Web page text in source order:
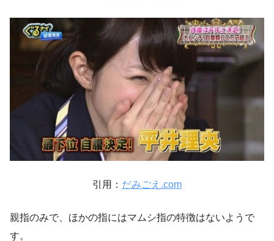
引用： だみごえ.com
親指のみで、ほかの指にはマムシ指の特徴はないようで
す。